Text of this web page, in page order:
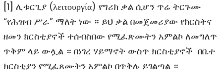
[1] ሊቱርጊያ (λειτουργία) የግሪክ ቃል ሲሆን ጥሬ ትርጉሙ
“የሕዝብ ሥራ” ማለት ነው ። ይህ ቃል በመጀመሪያው የክርስትና
ዘመን ክርስቲያኖች ተሰብስበው የሚፈጽሙትን አምልኮ ለመግለጥ
ጥቅም ላይ ውሏል ። በነገረ ሃይማኖት ውስጥ ክርስቲያኖች በቤተ
ክርስቲያን የሚፈጸሙትን አምልኮ በጥቅሉ ይገልጣል ።